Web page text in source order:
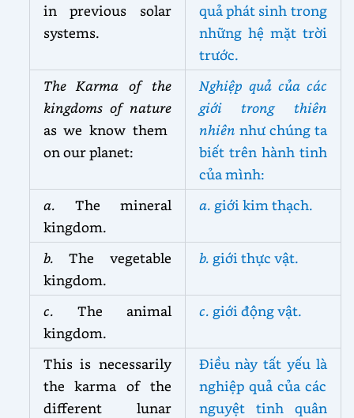
in previous solar
systems.
quả phát sinh trong
những hệ mặt trời
trước.
The Karma of the
kingdoms of nature
as we know them
on our planet:
Nghiệp quả của các
giới trong thiên
nhiên như chúng ta
biết trên hành tinh
của mình:
a. The mineral
kingdom.
a. giới kim thạch.
b. The vegetable
kingdom.
b. giới thực vật.
c. The animal
kingdom.
c. giới động vật.
This is necessarily
the karma of the
different lunar
Điều này tất yếu là
nghiệp quả của các
nguyệt tinh quân